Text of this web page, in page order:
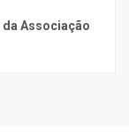
da Associação